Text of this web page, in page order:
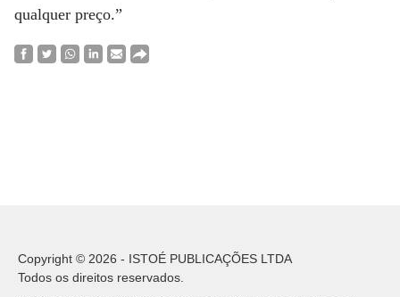
qualquer preço.”
Copyright © 2026 - ISTOÉ PUBLICAÇÕES LTDA
Todos os direitos reservados.